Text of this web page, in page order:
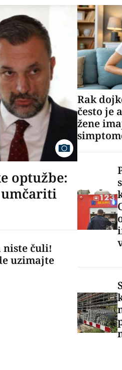
optužbe:
niste čuli!
uzimajte
Rak
često je
žene